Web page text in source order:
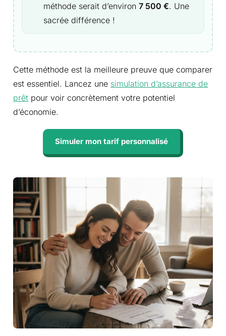
méthode serait d’environ7 500 €. Une
sacrée différence !
Cette méthode est la meilleure preuve que comparer
est essentiel. Lancez une simulation d’assurance de
prêt pour voir concrètement votre potentiel
d’économie.
Simuler mon tarif personnalisé